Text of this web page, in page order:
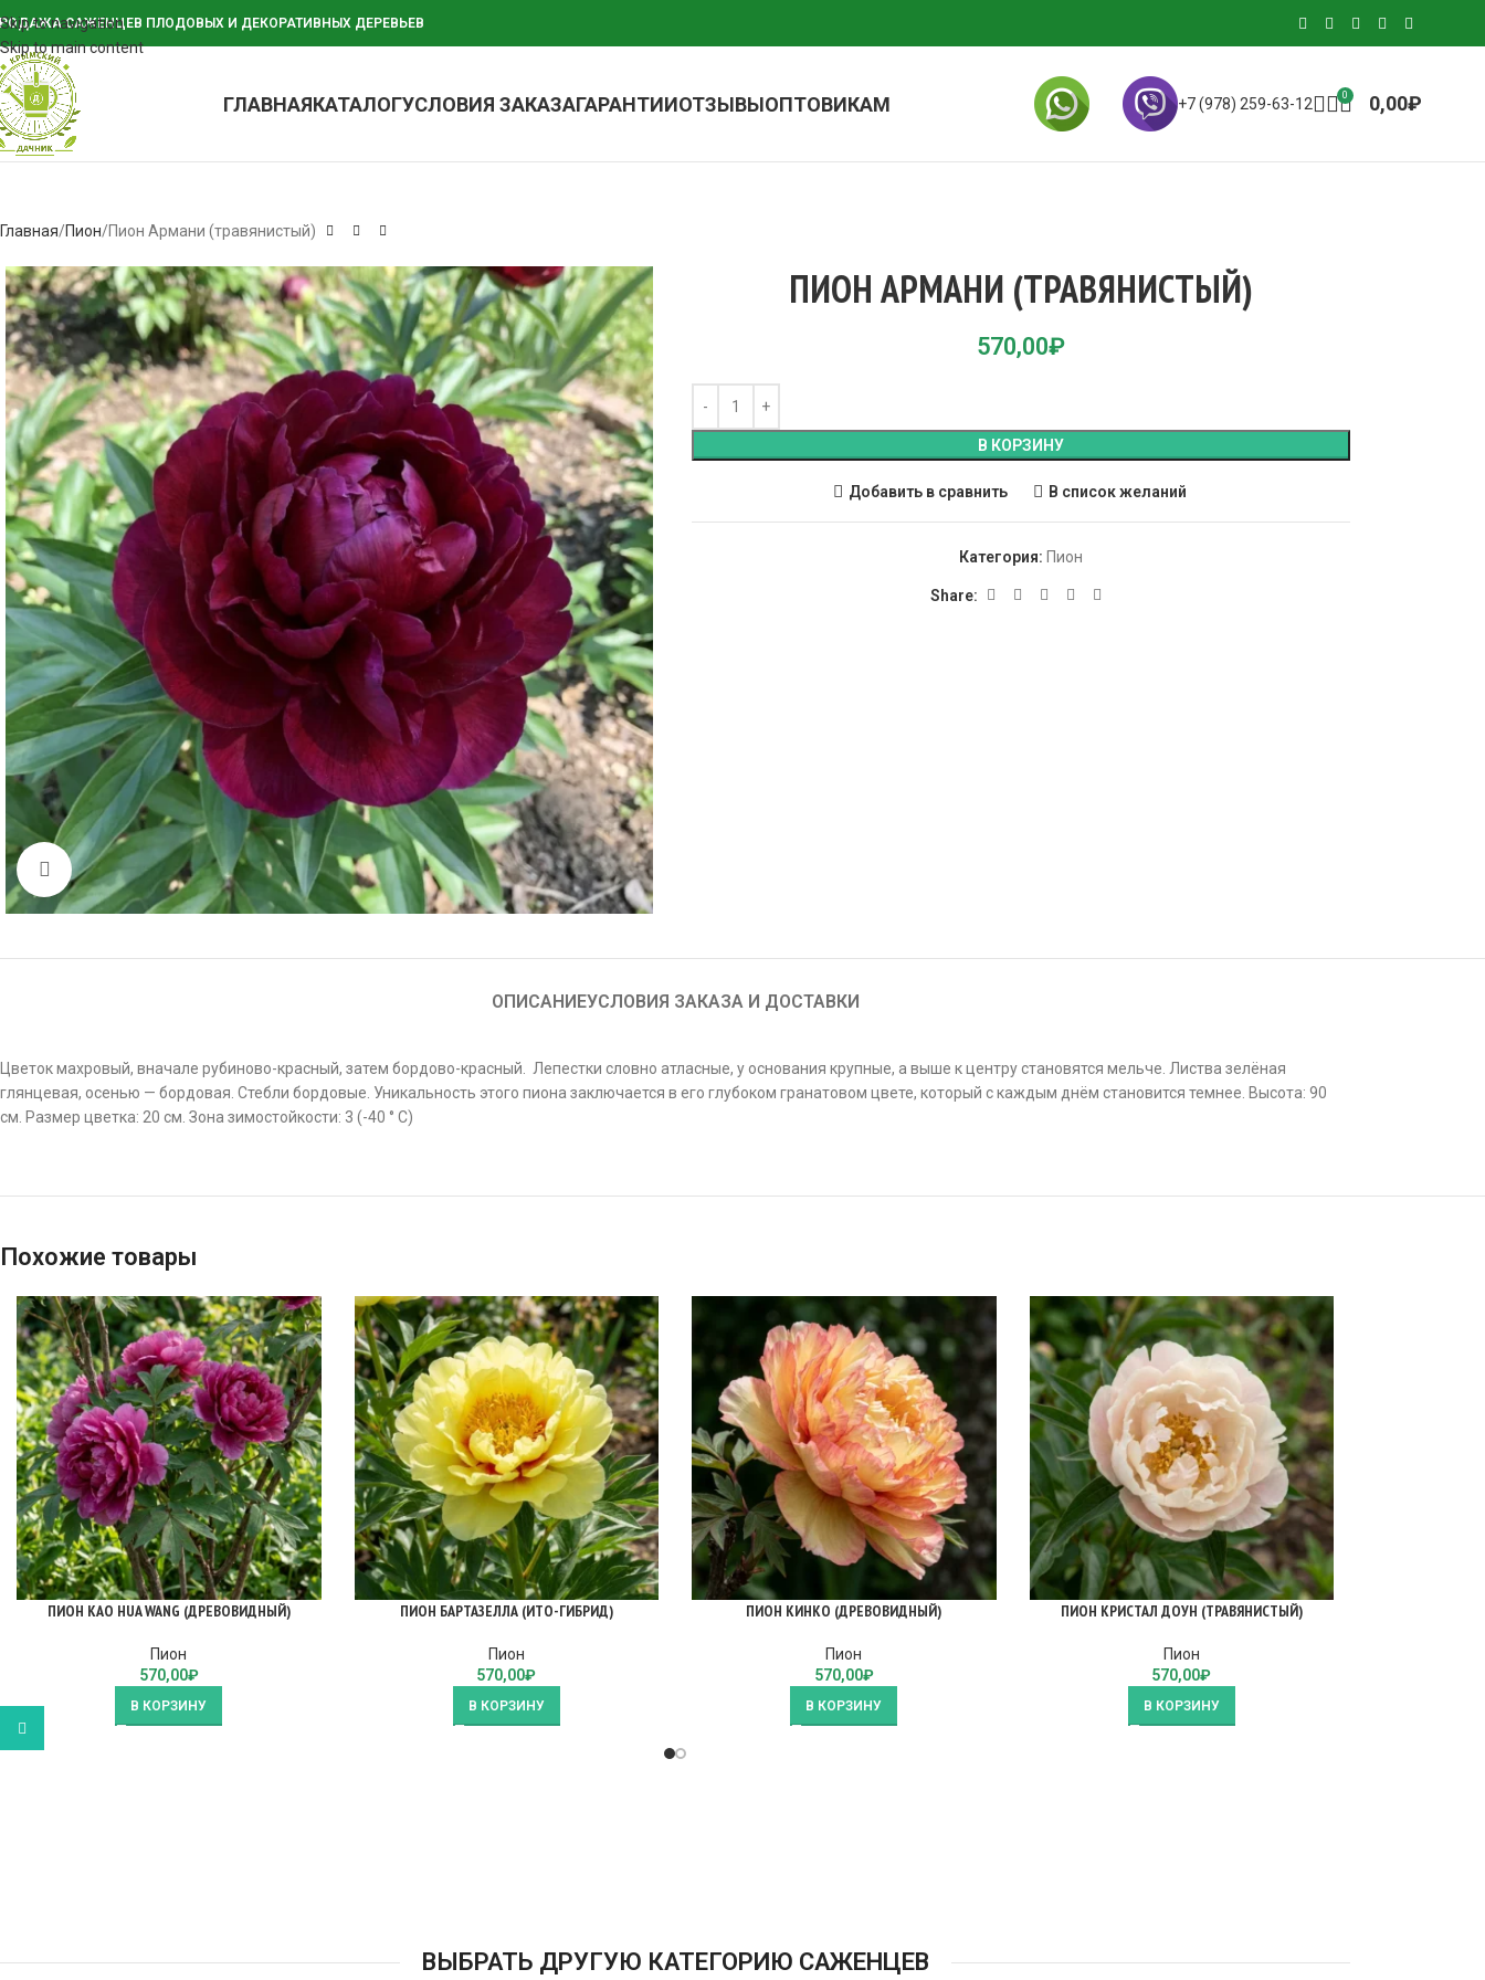
Skip to navigation
Skip to main content
САЖЕНЦЕВ ПЛОДОВЫХ И ДЕКОРАТИВНЫХ ДЕРЕВЬЕВ
ГЛАВНАЯКАТАЛОГУСЛОВИЯ ЗАКАЗАГАРАНТИИОТЗЫВЫОПТОВИКАМ +7 (978) 259-63-12 0 0,00₽
Главная Пион Пион Армани (травянистый)
Click to enlarge
ПИОН АРМАНИ (ТРАВЯНИСТЫЙ)
570,00₽
В КОРЗИНУ
Добавить в сравнить В список желаний
Категория: Пион
Share:
ОПИСАНИЕУСЛОВИЯ ЗАКАЗА И ДОСТАВКИ
Цветок махровый, вначале рубиново-красный, затем бордово-красный. Лепестки словно атласные, у основания крупные, а выше к центру становятся мельче. Листва зелёная
глянцевая, осенью — бордовая. Стебли бордовые. Уникальность этого пиона заключается в его глубоком гранатовом цвете, который с каждым днём становится темнее. Высота: 90
см. Размер цветка: 20 см. Зона зимостойкости: 3 (-40 ° С)
Похожие товары
ПИОН KAO HUA WANG (ДРЕВОВИДНЫЙ)
Пион
570,00₽
В КОРЗИНУ
ПИОН БАРТАЗЕЛЛА (ИТО-ГИБРИД)
Пион
570,00₽
В КОРЗИНУ
ПИОН КИНКО (ДРЕВОВИДНЫЙ)
Пион
570,00₽
В КОРЗИНУ
ПИОН КРИСТАЛ ДОУН (ТРАВЯНИСТЫЙ)
Пион
570,00₽
В КОРЗИНУ
ВЫБРАТЬ ДРУГУЮ КАТЕГОРИЮ САЖЕНЦЕВ
WhatsApp